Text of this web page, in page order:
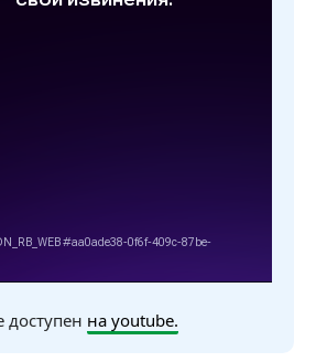
доступен на youtube.